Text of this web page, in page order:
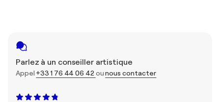
Parlez à un conseiller artistique
Appel +33 1 76 44 06 42 ounous contacter